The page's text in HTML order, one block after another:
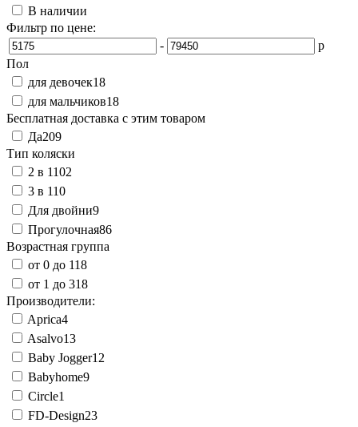
В наличии
Фильтр по цене:
-
р
Пол
для девочек18
для мальчиков18
Бесплатная доставка с этим товаром
Да209
Тип коляски
2 в 1102
3 в 110
Для двойни9
Прогулочная86
Возрастная группа
от 0 до 118
от 1 до 318
Производители:
Aprica4
Asalvo13
Baby Jogger12
Babyhome9
Circle1
FD-Design23